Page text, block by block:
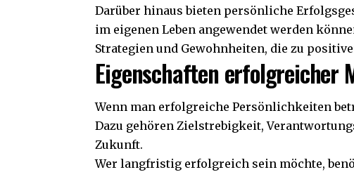
Darüber hinaus bieten persönliche
im eigenen Leben angewendet werden
Strategien und Gewohnheiten, die zu
Eigenschaften erfolgreicher
Wenn man erfolgreiche Persönlichkeiten
Dazu gehören Zielstrebigkeit,
Zukunft.
Wer langfristig erfolgreich sein möchte,